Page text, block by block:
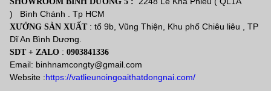
) Bình Chánh . Tp HCM
XƯỞNG SÀN XUẤT: tổ 9b, Vũng Thiện, Khu phố Chiêu liêu , TP
Dĩ An Bình Dương.
SDT + ZALO :0903841336
Email: binhnamcongty@gmail.com
Website :https://vatlieunoingoaithatdongnai.com/